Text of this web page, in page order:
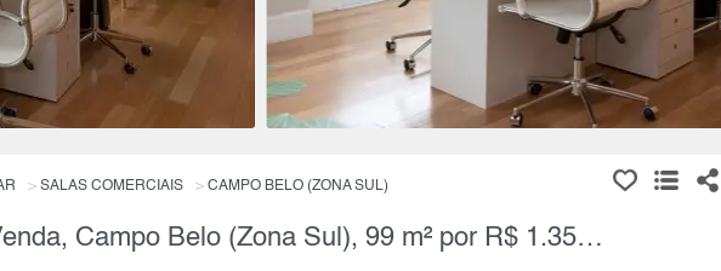
SALAS COMERCIAIS CAMPO BELO (ZONA SUL)
Sala Comercial à Venda, Campo Belo (Zona Sul), 99 m² por R$ 1.350.000,00